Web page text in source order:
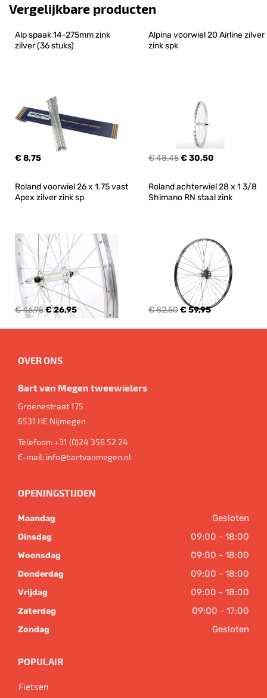
Vergelijkbare producten
Alp spaak 14-275mm zink
zilver (36 stuks)
€ 8,75
Alpina voorwiel 20 Airline zilver
zink spk
€ 48,45€ 30,50
Roland voorwiel 26 x 1.75 vast
Apex zilver zink sp
€ 46,95€ 26,95
Roland achterwiel 28 x 1 3/8
Shimano RN staal zink
€ 82,50€ 59,95
OVER ONS
Bart van Megen tweewielers
Groenestraat 175
6531 HE Nijmegen
Telefoon:+31 (0)24 356 52 24
E-mail: info@bartvanmegen.nl
OPENINGSTIJDEN
Maandag Gesloten
Dinsdag 09:00 - 18:00
Woensdag 09:00 - 18:00
Donderdag 09:00 - 18:00
Vrijdag 09:00 - 18:00
Zaterdag 09:00 - 17:00
Zondag Gesloten
POPULAIR
Fietsen